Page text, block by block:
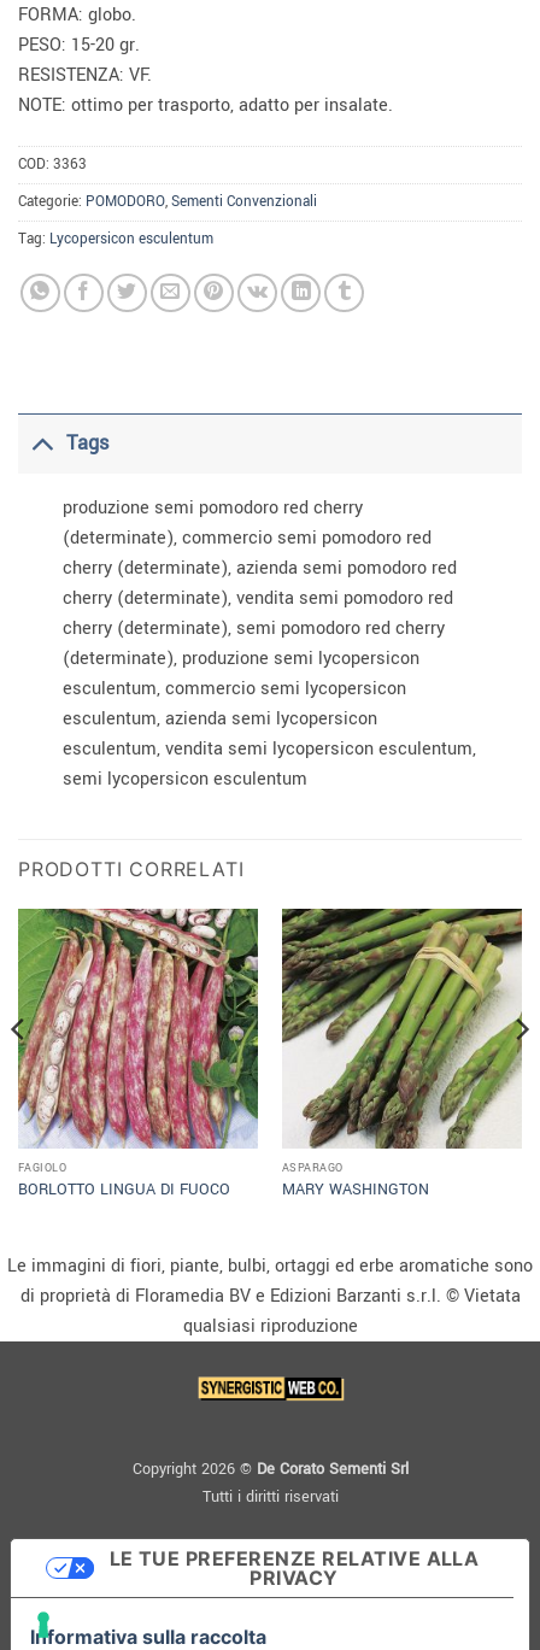
FORMA: globo.
PESO: 15-20 gr.
RESISTENZA: VF.
NOTE: ottimo per trasporto, adatto per insalate.
COD: 3363
Categorie: POMODORO,Sementi Convenzionali
Tag: Lycopersicon esculentum
Tags
produzione semi pomodoro red cherry
(determinate), commercio semi pomodoro red
cherry (determinate), azienda semi pomodoro red
cherry (determinate), vendita semi pomodoro red
cherry (determinate), semi pomodoro red cherry
(determinate), produzione semi lycopersicon
esculentum, commercio semi lycopersicon
esculentum, azienda semi lycopersicon
esculentum, vendita semi lycopersicon esculentum,
semi lycopersicon esculentum
PRODOTTI CORRELATI
FAGIOLO
BORLOTTO LINGUA DI FUOCO
ASPARAGO
MARY WASHINGTON
Le immagini di fiori, piante, bulbi, ortaggi ed erbe aromatiche sono
di proprietà di Floramedia BV e Edizioni Barzanti s.r.l. © Vietata
qualsiasi riproduzione
Copyright 2026 © De Corato Sementi Srl
Tutti i diritti riservati
Informativa sulla raccolta
LE TUE PREFERENZE RELATIVE ALLA
PRIVACY